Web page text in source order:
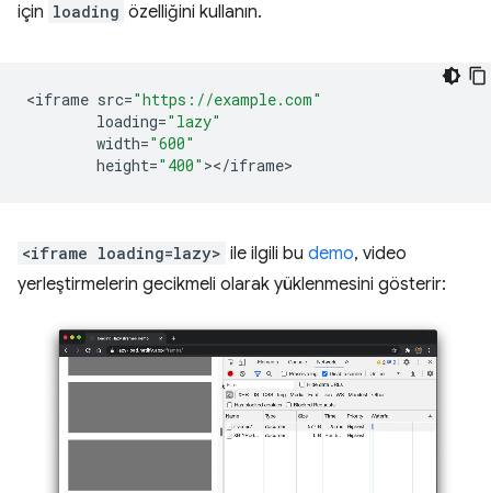
için loading özelliğini kullanın.
<iframe src="https://example.com"
loading="lazy"
width="600"
height="400" ></iframe
<iframe loading=lazy> ile ilgili bu demo, video
yerleştirmelerin gecikmeli olarak yüklenmesini gösterir: